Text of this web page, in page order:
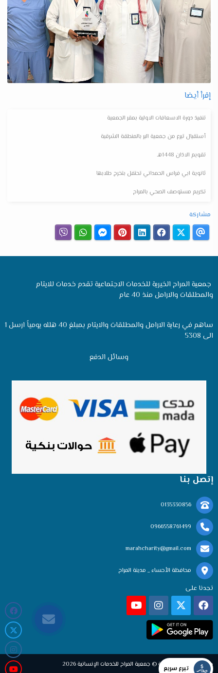
إقرأ أيضا
تنفيذ دورة الاسعافات الاولية بمقر الجمعية
أستقبال تبرع من جمعية البر بالمنطقة الشرقية
تقويم الاذان 1448هـ
ثانوية ابي فراس الحمداني تحتفل بتخرج طلابها
تكريم مستوصف الصحي بالمراح
مشاركة
جمعية المراح الخيرية للخدمات الاجتماعية تقدم خدمات للايتام
والمطلقات والارامل منذ 40 عام
ساهم في رعاية الارامل والمطلقات والايتام بمبلغ 40 هلله يومياً ارسل 1
الى 5308
وسائل الدفع
إتصل بنا
0135330856
0966558761499
marahcharity@gmail.com
محافظة الأحساء _ مدينة المراح
تجدنا على
جميع الحقوق محفوظة © جمعية المراح للخدمات الإنسانية 2026
تبرع سريع